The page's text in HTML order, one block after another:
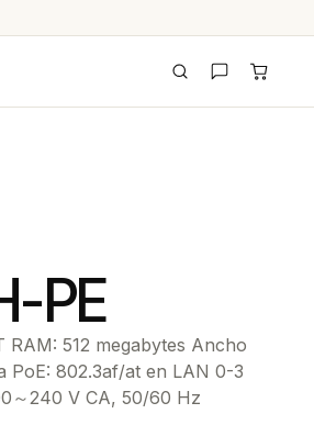
PE
512 megabytes Ancho
PoE: 802.3af/at en LAN 0-3
～240 V CA, 50/60 Hz